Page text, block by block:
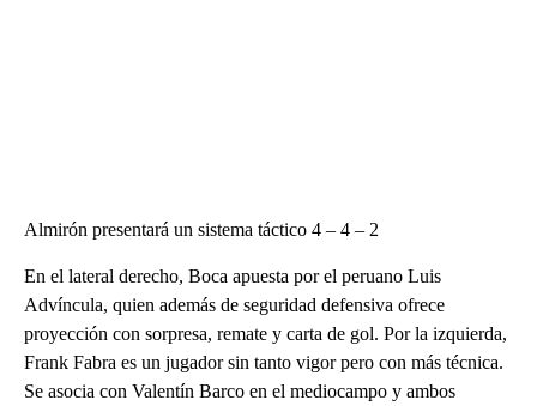
Almirón presentará un sistema táctico 4 – 4 – 2
En el lateral derecho, Boca apuesta por el peruano Luis
Advíncula, quien además de seguridad defensiva ofrece
proyección con sorpresa, remate y carta de gol. Por la izquierda,
Frank Fabra es un jugador sin tanto vigor pero con más técnica.
Se asocia con Valentín Barco en el mediocampo y ambos